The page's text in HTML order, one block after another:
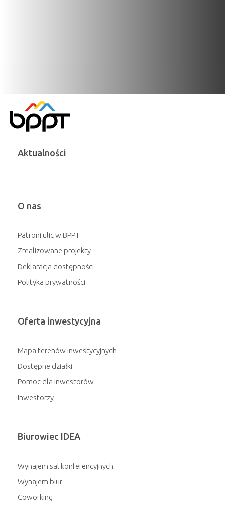
Aktualności
O nas
Patroni ulic w BPPT
Zrealizowane projekty
Deklaracja dostępności
Polityka prywatności
Oferta inwestycyjna
Mapa terenów inwestycyjnych
Dostępne działki
Pomoc dla inwestorów
Inwestorzy
Biurowiec IDEA
Wynajem sal konferencyjnych
Wynajem biur
Coworking